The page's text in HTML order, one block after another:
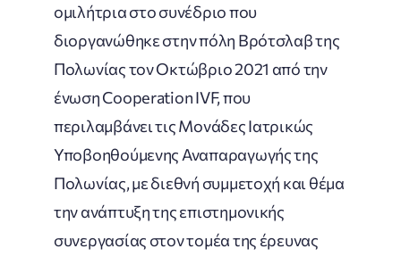
ομιλήτρια στο συνέδριο που
διοργανώθηκε στην πόλη Βρότσλαβ της
Πολωνίας τον Οκτώβριο 2021 από την
ένωση Cooperation IVF, που
περιλαμβάνει τις Μονάδες Ιατρικώς
Υποβοηθούμενης Αναπαραγωγής της
Πολωνίας, με διεθνή συμμετοχή και θέμα
την ανάπτυξη της επιστημονικής
συνεργασίας στον τομέα της έρευνας